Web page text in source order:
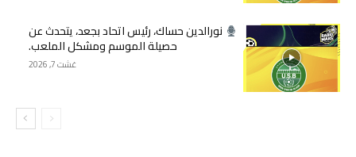
نورالدين حساك، رئيس اتحاد بجعد، يتحدث عن
حصيلة الموسم ومشكل الملعب.
غشت 7, 2026